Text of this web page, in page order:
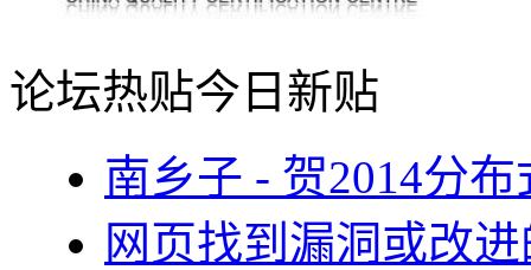
论坛热贴今日新贴
南乡子 - 贺2014分
网页找到漏洞或改